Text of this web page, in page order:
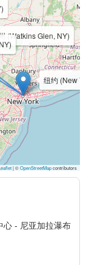
纽约 (New
(Watkins Glen, NY)
|©OpenStreetMapcontributors
心 - 尼亚加拉瀑布